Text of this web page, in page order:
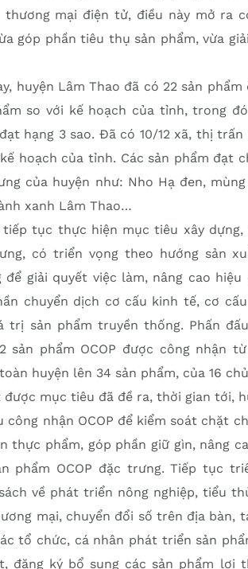
thương mại điện tử, điều này mở ra
góp phần tiêu thụ sản phẩm, vừa
huyện Lâm Thao đã có 22 sản
so với kế hoạch của tỉnh, trong
hạng 3 sao. Đã có 10/12 xã, thị
hoạch của tỉnh. Các sản phẩm đạt
của huyện như: Nho Hạ đen,
xanh Lâm Thao…
tiếp tục thực hiện mục tiêu xây
có triển vọng theo hướng sản
để giải quyết việc làm, nâng cao
chuyển dịch cơ cấu kinh tế, cơ
trị sản phẩm truyền thống. Phấn
sản phẩm OCOP được công nhận
toàn huyện lên 34 sản phẩm, của 16
mục tiêu đã đề ra, thời gian tới,
công nhận OCOP để kiểm soát chặt
thực phẩm, góp phần giữ gìn, nâng
phẩm OCOP đặc trưng. Tiếp tục
về phát triển nông nghiệp, tiểu
mại, chuyển đổi số trên địa bàn,
tổ chức, cá nhân phát triển sản
đăng ký bổ sung các sản phẩm lợi